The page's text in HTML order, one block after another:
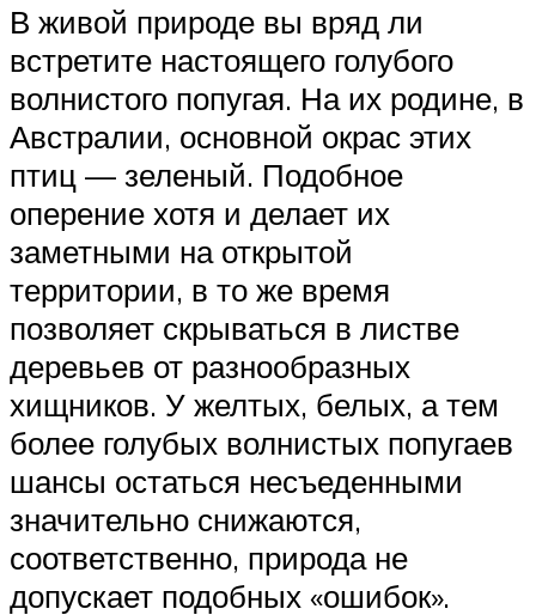
В живой природе вы вряд ли
встретите настоящего голубого
волнистого попугая. На их родине, в
Австралии, основной окрас этих
птиц — зеленый. Подобное
оперение хотя и делает их
заметными на открытой
территории, в то же время
позволяет скрываться в листве
деревьев от разнообразных
хищников. У желтых, белых, а тем
более голубых волнистых попугаев
шансы остаться несъеденными
значительно снижаются,
соответственно, природа не
допускает подобных «ошибок».